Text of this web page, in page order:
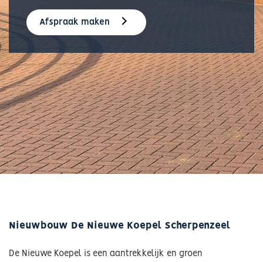
Afspraak maken
Nieuwbouw De Nieuwe Koepel Scherpenzeel
De Nieuwe Koepel is een aantrekkelijk en groen